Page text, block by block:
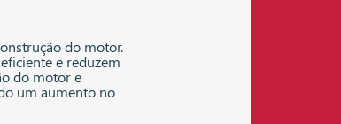
do motor.
e reduzem
do motor e
um aumento no